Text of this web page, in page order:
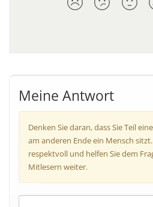
Meine Antwort
Denken Sie daran, dass Sie Teil
am anderen Ende ein Mensch
respektvoll und helfen Sie dem
Mitlesern weiter.